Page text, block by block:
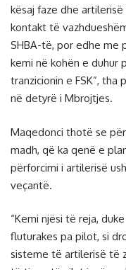
kësaj faze dhe
kontakt të
SHBA-të, por edhe me
kemi në kohën e duhur
tranzicionin e FSK”, tha
në detyrë i Mbrojtjes.
Maqedonci thotë se
madh, që ka qenë e
përforcimi i artilerisë
veçantë.
“Kemi njësi të reja,
fluturakes pa pilot, si
sisteme të artilerisë të